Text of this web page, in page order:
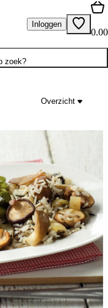
Inloggen
0.00
zoek?
Overzicht